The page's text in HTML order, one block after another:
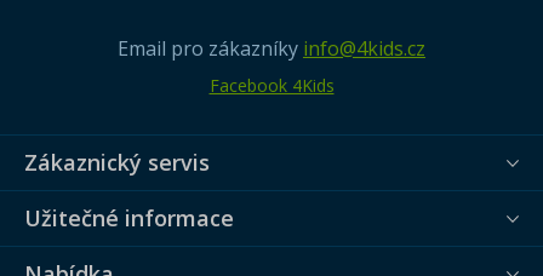
Email pro zákazníky info@4kids.cz
Facebook 4Kids
Zákaznický servis
Užitečné informace